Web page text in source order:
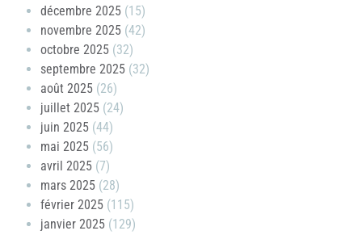
décembre 2025 (15)
novembre 2025 (42)
octobre 2025 (32)
septembre 2025 (32)
août 2025 (26)
juillet 2025 (24)
juin 2025 (44)
mai 2025 (56)
avril 2025 (7)
mars 2025 (28)
février 2025 (115)
janvier 2025 (129)